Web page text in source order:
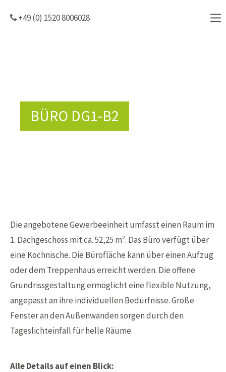
+49 (0) 1520 8006028
BÜRO DG1-B2
Die angebotene Gewerbeeinheit umfasst einen Raum im
1. Dachgeschoss mit ca. 52,25 m². Das Büro verfügt über
eine Kochnische. Die Bürofläche kann über einen Aufzug
oder dem Treppenhaus erreicht werden. Die offene
Grundrissgestaltung ermöglicht eine flexible Nutzung,
angepasst an ihre individuellen Bedürfnisse. Große
Fenster an den Außenwänden sorgen durch den
Tageslichteinfall für helle Räume.
Alle Details auf einen Blick: